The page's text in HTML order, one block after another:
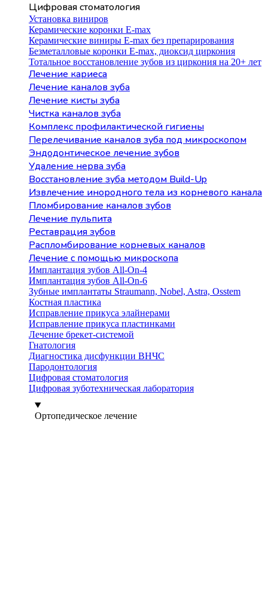
Цифровая стоматология
Установка виниров
Керамические коронки E-max
Керамические виниры E-max без препарирования
Безметалловые коронки Е-max, диоксид циркония
Тотальное восстановление зубов из циркония на 20+ лет
Лечение кариеса
Лечение каналов зуба
Лечение кисты зуба
Чистка каналов зуба
Комплекс профилактической гигиены
Перелечивание каналов зуба под микроскопом
Эндодонтическое лечение зубов
Удаление нерва зуба
Восстановление зуба методом Build-Up
Извлечение инородного тела из корневого канала
Пломбирование каналов зубов
Лечение пульпита
Реставрация зубов
Распломбирование корневых каналов
Лечение с помощью микроскопа
Имплантация зубов All-On-4
Имплантация зубов All-On-6
Зубные имплантаты Straumann, Nobel, Astra, Osstem
Костная пластика
Исправление прикуса элайнерами
Исправление прикуса пластинками
Лечение брекет-системой
Гнатология
Диагностика дисфункции ВНЧС
Пародонтология
Цифровая стоматология
Цифровая зуботехническая лаборатория
Ортопедическое лечение